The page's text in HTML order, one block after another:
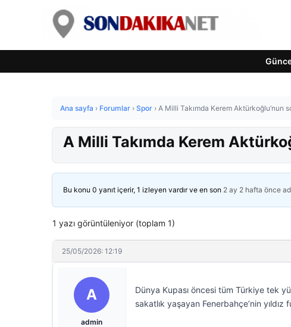
Ana sayfa › Forumlar › Spor › A Milli Takımda Kerem Aktürkoğlu’nun
A Milli Takımda Kerem
Bu konu 0 yanıt içerir, 1 izleyen vardır ve en son 2 ay 2 hafta önce
1 yazı görüntüleniyor (toplam 1)
25/05/2026: 12:19
A
admin
Dünya Kupası öncesi tüm Türkiye tek
sakatlık yaşayan Fenerbahçe’nin